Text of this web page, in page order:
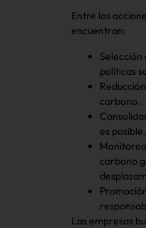
Entre las
encuentran:
políticas
carbono.
es posible.
carbono
Las empresas